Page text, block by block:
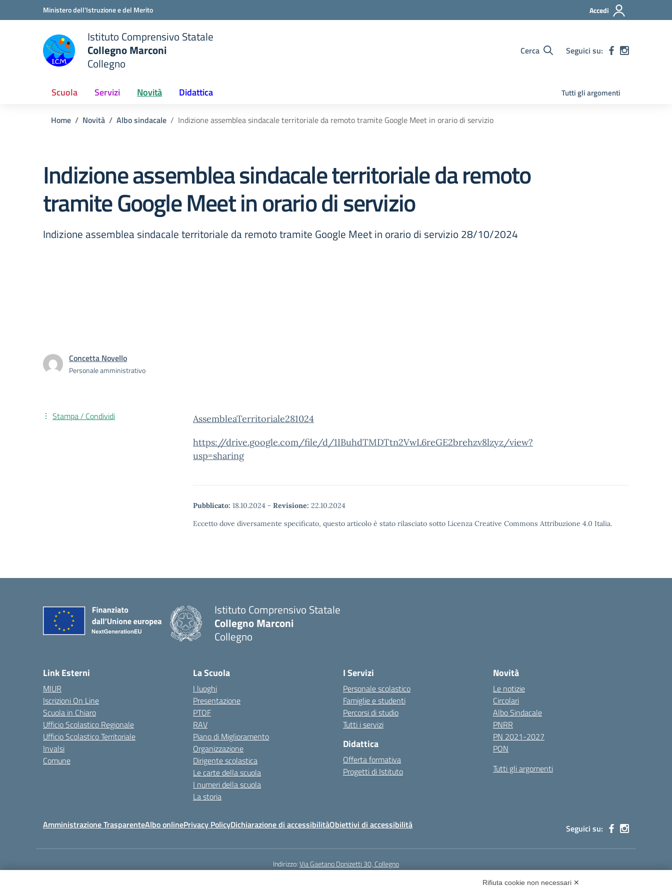
Vai ai contenuti
Vai al menu di navigazioneMinistero dell'Istruzione e del Merito Accedi
Istituto Comprensivo Statale
Collegno Marconi
Collegno
Cerca Seguici su:
Scuola Servizi Novità Didattica Tutti gli argomenti
Home Novità Albo sindacale Indizione assemblea sindacale territoriale da remoto tramite Google Meet in orario di servizio
Indizione assemblea sindacale territoriale da remoto
tramite Google Meet in orario di servizio
Indizione assemblea sindacale territoriale da remoto tramite Google Meet in orario di servizio 28/10/2024
Concetta Novello
Personale amministrativo
AssembleaTerritoriale281024
https://drive.google.com/file/d/1IBuhdTMDTtn2VwL6reGE2brehzv8lzyz/view?
usp=sharing
Pubblicato: 18.10.2024 - Revisione: 22.10.2024
Eccetto dove diversamente specificato, questo articolo è stato rilasciato sotto Licenza Creative Commons Attribuzione 4.0 Italia.
Stampa / Condividi
Istituto Comprensivo Statale
Collegno Marconi
Collegno
Link Esterni
MIUR
Iscrizioni On Line
Scuola in Chiaro
Ufficio Scolastico Regionale
Ufficio Scolastico Territoriale
Invalsi
Comune
La Scuola
I luoghi
Presentazione
PTOF
RAV
Piano di Miglioramento
Organizzazione
Dirigente scolastica
Le carte della scuola
I numeri della scuola
La storia
I Servizi
Personale scolastico
Famiglie e studenti
Percorsi di studio
Tutti i servizi
Didattica
Offerta formativa
Progetti di Istituto
Novità
Le notizie
Circolari
Albo Sindacale
PNRR
PN 2021-2027
PON
Tutti gli argomenti
Amministrazione TrasparenteAlbo onlinePrivacy PolicyDichiarazione di accessibilitàObiettivi di accessibilità Seguici su:
Indirizzo:Via Gaetano Donizetti 30, Collegno
Rifiuta cookie non necessari ✕